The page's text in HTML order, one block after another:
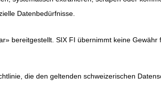
Datenbedürfnisse.
bereitgestellt. SIX FI übernimmt keine Gewähr
die den geltenden schweizerischen